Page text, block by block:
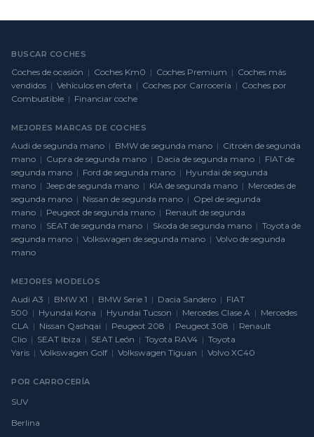
BUSCAR COCHES
Coches de ocasión | Coches Km0 | Coches Premium | Coches más
vendidos | Vehículos en oferta | Coches por Carrocería | Coches por
Combustible | Financiar coche
MEJORES MARCAS DE COCHES
Audi de segunda mano | BMW de segunda mano | Citroën de segunda
mano | Cupra de segunda mano | Dacia de segunda mano | FIAT de
segunda mano | Ford de segunda mano | Hyundai de segunda
mano | Jeep de segunda mano | KIA de segunda mano | Mercedes de
segunda mano | Nissan de segunda mano | Opel de segunda
mano | Peugeot de segunda mano | Renault de segunda
mano | SEAT de segunda mano | Skoda de segunda mano | Toyota de
segunda mano | Volkswagen de segunda mano | Volvo de segunda
mano
MEJORES MODELOS
Audi A3 | BMW X1 | BMW Serie 1 | Dacia Sandero | FIAT
500 | Hyundai Kona | Hyundai Tucson | Mercedes Clase A | Mercedes
CLA | Nissan Qashqai | Peugeot 208 | Peugeot 308 | Renault
Clio | SEAT Ibiza | SEAT León | Toyota RAV4 | Toyota
Yaris | Volkswagen Golf | Volkswagen Tiguan | Volvo XC40
POR CARROCERÍA
SUV
Berlina